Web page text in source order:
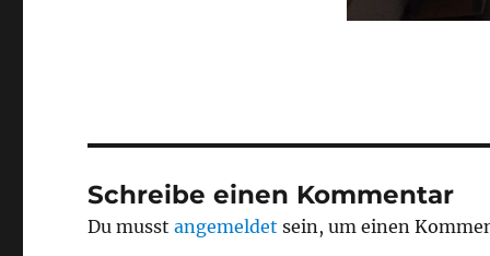
Schreibe einen Kommentar
Du musstangemeldet sein, um einen